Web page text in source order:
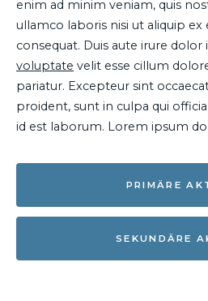
enim ad minim veniam, quis
ullamco laboris nisi ut aliquip
consequat. Duis aute irure
voluptate velit esse cillum
pariatur. Excepteur sint
proident, sunt in culpa qui
id est laborum. Lorem ipsum
PRIMÄRE
SEKUNDÄRE